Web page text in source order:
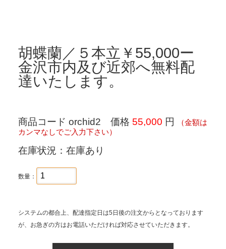
胡蝶蘭／５本立￥55,000ー
金沢市内及び近郊へ無料配
達いたします。
商品コード orchid2 価格 55,000 円
（金額は
カンマなしでご入力下さい）
在庫状況：在庫あり
数量：
システムの都合上、配達指定日は5日後の注文からとなっております
が、お急ぎの方はお電話いただければ対応させていただきます。